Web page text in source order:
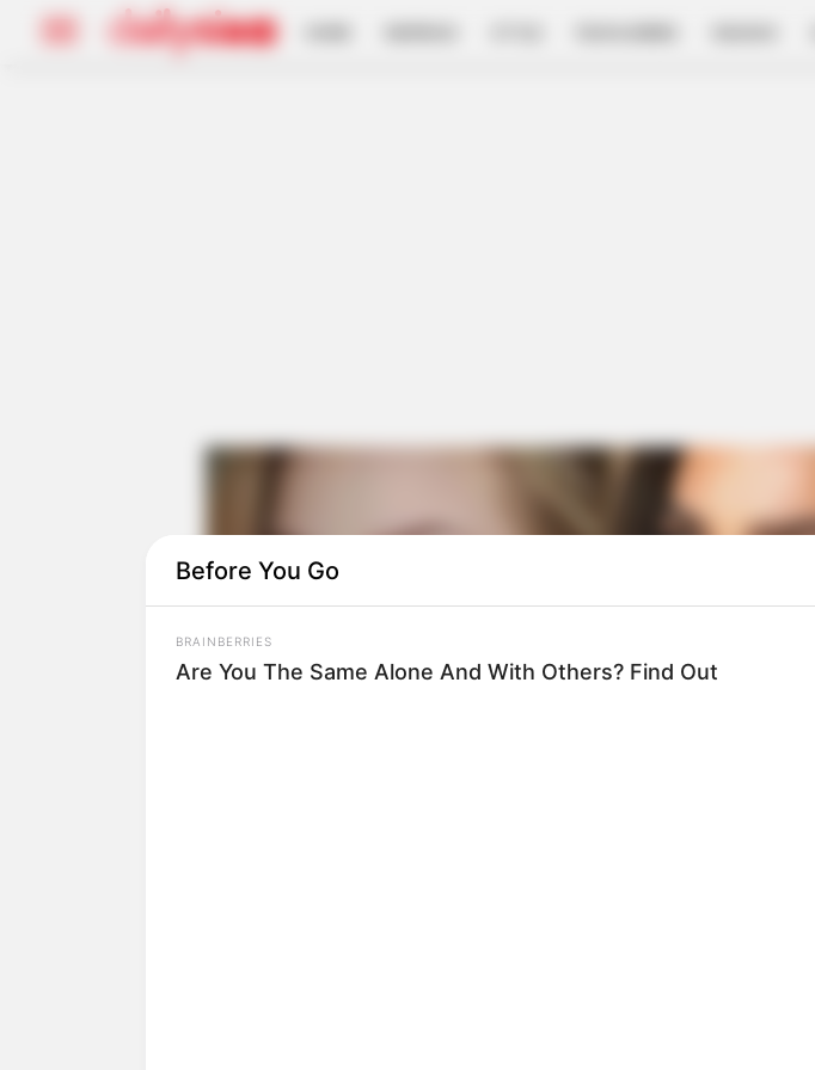
Before You Go
BRAINBERRIES
Are You The Same Alone And With Others? Find Out